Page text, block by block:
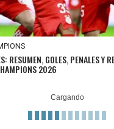
RESUMEN, GOLES, PENALES Y
2026